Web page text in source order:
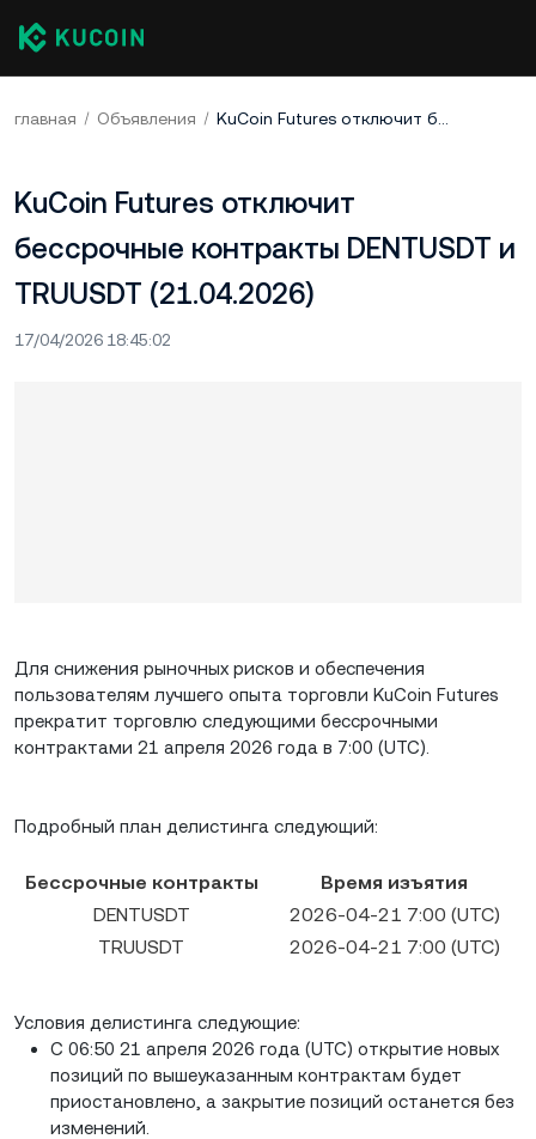
главная Объявления KuCoin Futures отключит бессрочные контракты DENTUSDT и TRUUSDT (21.04.2026)
KuCoin Futures отключит
бессрочные контракты DENTUSDT и
TRUUSDT (21.04.2026)
17/04/2026 18:45:02
Для снижения рыночных рисков и обеспечения
пользователям лучшего опыта торговли KuCoin Futures
прекратит торговлю следующими бессрочными
контрактами 21 апреля 2026 года в 7:00 (UTC).
Подробный план делистинга следующий:
Бессрочные контракты
Время изъятия
DENTUSDT
2026-04-21 7:00 (UTC)
TRUUSDT
2026-04-21 7:00 (UTC)
Условия делистинга следующие:
С 06:50 21 апреля 2026 года (UTC) открытие новых
позиций по вышеуказанным контрактам будет
приостановлено, а закрытие позиций останется без
изменений.